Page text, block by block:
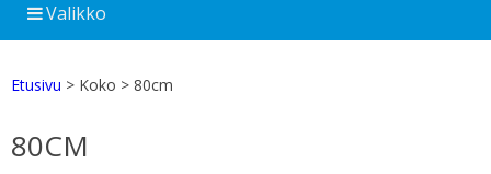
Valikko
Etusivu > Koko > 80cm
80CM